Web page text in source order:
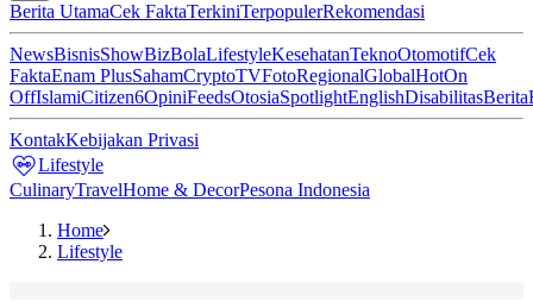
Berita UtamaCek FaktaTerkiniTerpopulerRekomendasi
NewsBisnisShowBizBolaLifestyleKesehatanTeknoOtomotifCek
FaktaEnam PlusSahamCryptoTVFotoRegionalGlobalHotOn
OffIslamiCitizen6OpiniFeedsOtosiaSpotlightEnglishDisabilitasBerita
KontakKebijakan Privasi
Lifestyle
CulinaryTravelHome & DecorPesona Indonesia
Home
Lifestyle